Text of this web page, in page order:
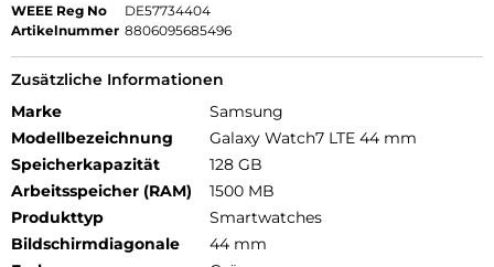
WEEE Reg No
DE57734404
Artikelnummer 8806095685496
Zusätzliche Informationen
Marke
Samsung
Modellbezeichnung
Galaxy Watch7 LTE 44 mm
Speicherkapazität
128 GB
Arbeitsspeicher (RAM)
1500 MB
Produkttyp
Smartwatches
Bildschirmdiagonale
44 mm